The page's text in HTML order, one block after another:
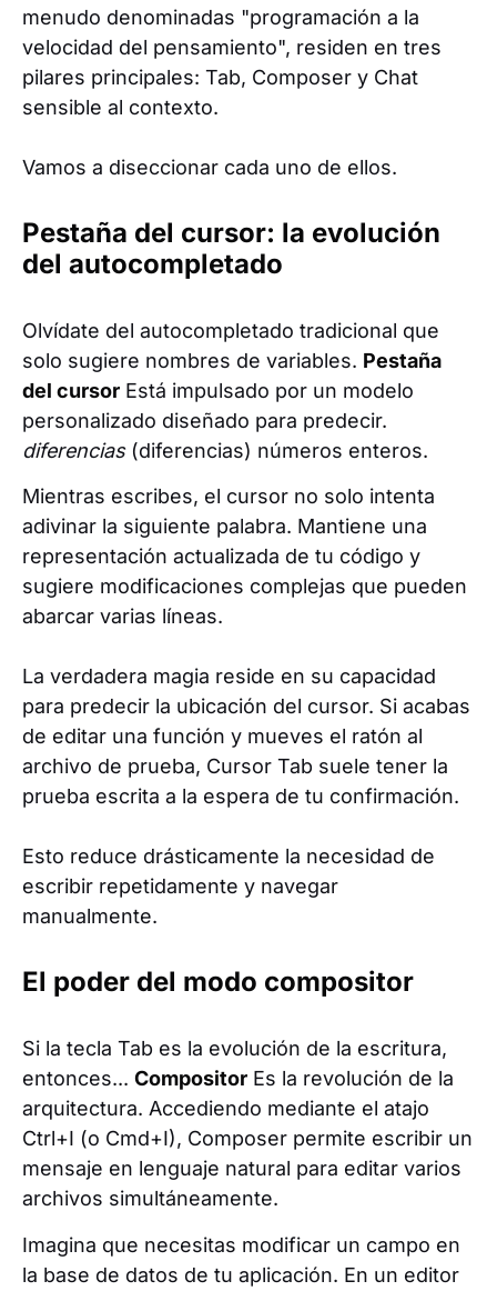
menudo denominadas "programación a la
velocidad del pensamiento", residen en tres
pilares principales: Tab, Composer y Chat
sensible al contexto.
Vamos a diseccionar cada uno de ellos.
Pestaña del cursor: la evolución
del autocompletado
Olvídate del autocompletado tradicional que
solo sugiere nombres de variables. Pestaña
del cursor Está impulsado por un modelo
personalizado diseñado para predecir.
diferencias(diferencias) números enteros.
Mientras escribes, el cursor no solo intenta
adivinar la siguiente palabra. Mantiene una
representación actualizada de tu código y
sugiere modificaciones complejas que pueden
abarcar varias líneas.
La verdadera magia reside en su capacidad
para predecir la ubicación del cursor. Si acabas
de editar una función y mueves el ratón al
archivo de prueba, Cursor Tab suele tener la
prueba escrita a la espera de tu confirmación.
Esto reduce drásticamente la necesidad de
escribir repetidamente y navegar
manualmente.
El poder del modo compositor
Si la tecla Tab es la evolución de la escritura,
entonces... Compositor Es la revolución de la
arquitectura. Accediendo mediante el atajo
Ctrl+I (o Cmd+I), Composer permite escribir un
mensaje en lenguaje natural para editar varios
archivos simultáneamente.
Imagina que necesitas modificar un campo en
la base de datos de tu aplicación. En un editor